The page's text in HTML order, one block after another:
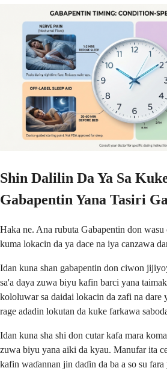
Shin Dalilin Da Ya Sa
Gabapentin Yana Tasiri
Haka ne. Ana rubuta Gabapentin don wasu
kuma lokacin da ya dace na iya canzawa
Idan kuna shan gabapentin don ciwon
sa'a daya zuwa biyu kafin barci yana
kololuwar sa daidai lokacin da zafi na dare
rage adadin lokutan da kuke farkawa
Idan kuna sha shi don cutar kafa mara
zuwa biyu yana aiki da kyau. Manufar ita
kafin waɗannan jin daɗin da ba a so su